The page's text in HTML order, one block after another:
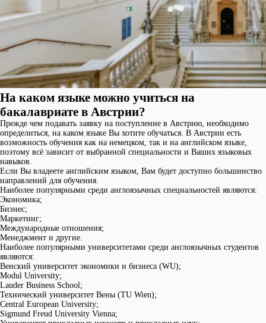
На каком языке можно учиться на
бакалавриате в Австрии?
Прежде чем подавать заявку на поступление в Австрию, необходимо
определиться, на каком языке Вы хотите обучаться. В Австрии есть
возможность обучения как на немецком, так и на английском языке,
поэтому всё зависит от выбранной специальности и Ваших языковых
навыков.
Если Вы владеете английским языком, Вам будет доступно большинство
направлений для обучения.
Наиболее популярными среди англоязычных специальностей являются:
Экономика;
Бизнес;
Маркетинг;
Международные отношения;
Менеджмент и другие.
Наиболее популярными университетами среди англоязычных студентов
являются:
Венский университет экономики и бизнеса (WU);
Modul University;
Lauder Business School;
Технический университет Вены (TU Wien);
Central European University;
Sigmund Freud University Vienna;